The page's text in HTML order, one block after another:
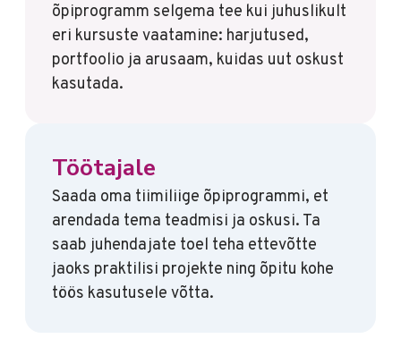
õpiprogramm selgema tee kui juhuslikult
eri kursuste vaatamine: harjutused,
portfoolio ja arusaam, kuidas uut oskust
kasutada.
Töötajale
Saada oma tiimiliige õpiprogrammi, et
arendada tema teadmisi ja oskusi. Ta
saab juhendajate toel teha ettevõtte
jaoks praktilisi projekte ning õpitu kohe
töös kasutusele võtta.